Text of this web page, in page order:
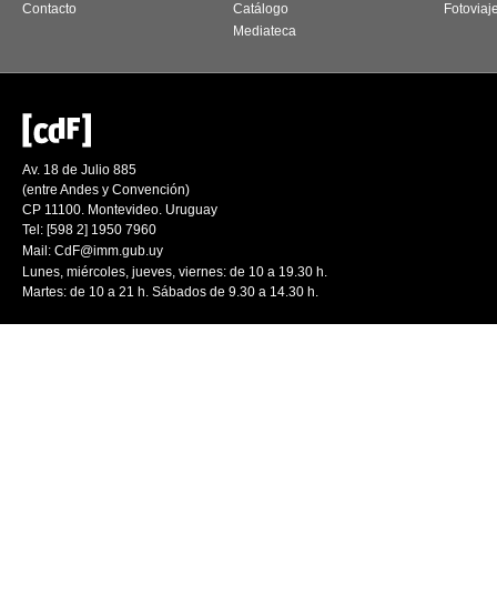
Contacto
Catálogo
Mediateca
Av. 18 de Julio 885
(entre Andes y Convención)
CP 11100. Montevideo. Uruguay
Tel: [598 2] 1950 7960
Mail: CdF@imm.gub.uy
Lunes, miércoles, jueves, viernes: de 10 a 19.30 h.
Martes: de 10 a 21 h. Sábados de 9.30 a 14.30 h.